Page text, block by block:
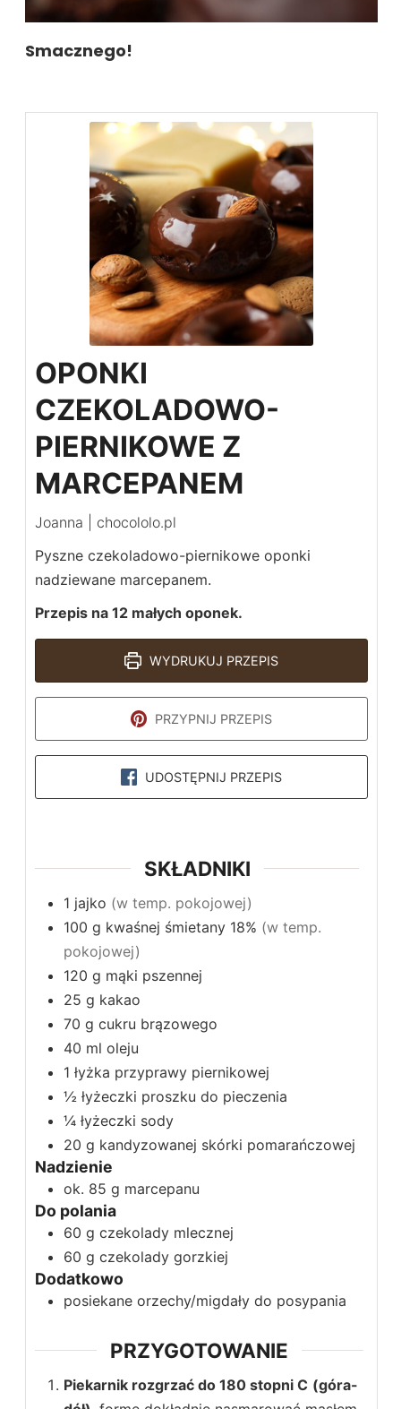
Smacznego!
OPONKI
CZEKOLADOWO-
PIERNIKOWE Z
MARCEPANEM
Joanna | chocololo.pl
Pyszne czekoladowo-piernikowe oponki
nadziewane marcepanem.
Przepis na 12 małych oponek.
WYDRUKUJ PRZEPIS
PRZYPNIJ PRZEPIS
UDOSTĘPNIJ PRZEPIS
SKŁADNIKI
1 jajko (w temp. pokojowej)
100 g kwaśnej śmietany 18% (w temp.
pokojowej)
120 g mąki pszennej
25 g kakao
70 g cukru brązowego
40 ml oleju
1 łyżka przyprawy piernikowej
½ łyżeczki proszku do pieczenia
¼ łyżeczki sody
20 g kandyzowanej skórki pomarańczowej
Nadzienie
ok. 85 g marcepanu
Do polania
60 g czekolady mlecznej
60 g czekolady gorzkiej
Dodatkowo
posiekane orzechy/migdały do posypania
PRZYGOTOWANIE
Piekarnik rozgrzać do 180 stopni C (góra-